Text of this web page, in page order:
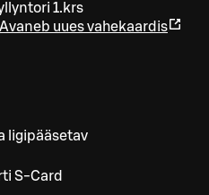
1.krs
Avaneb uues vahekaardis
ligipääsetav
S-Card